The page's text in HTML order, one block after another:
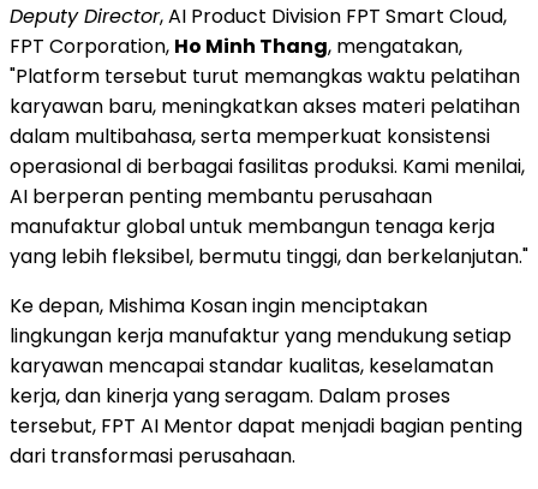
Deputy Director, AI Product Division FPT Smart Cloud,
FPT Corporation, Ho Minh Thang, mengatakan,
"Platform tersebut turut memangkas waktu pelatihan
karyawan baru, meningkatkan akses materi pelatihan
dalam multibahasa, serta memperkuat konsistensi
operasional di berbagai fasilitas produksi. Kami menilai,
AI berperan penting membantu perusahaan
manufaktur global untuk membangun tenaga kerja
yang lebih fleksibel, bermutu tinggi, dan berkelanjutan."
Ke depan, Mishima Kosan ingin menciptakan
lingkungan kerja manufaktur yang mendukung setiap
karyawan mencapai standar kualitas, keselamatan
kerja, dan kinerja yang seragam. Dalam proses
tersebut, FPT AI Mentor dapat menjadi bagian penting
dari transformasi perusahaan.